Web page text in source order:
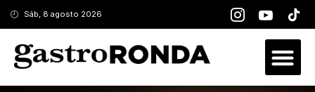
Sáb, 8 agosto 2026